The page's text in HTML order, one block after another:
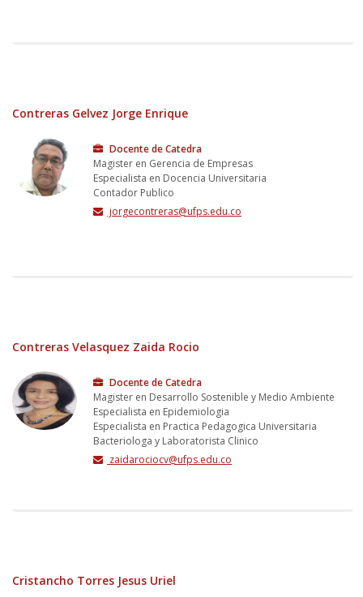
Contreras Gelvez Jorge Enrique
Docente de Catedra
Magister en Gerencia de Empresas
Especialista en Docencia Universitaria
Contador Publico
jorgecontreras@ufps.edu.co
Contreras Velasquez Zaida Rocio
Docente de Catedra
Magister en Desarrollo Sostenible y Medio Ambiente
Especialista en Epidemiologia
Especialista en Practica Pedagogica Universitaria
Bacteriologa y Laboratorista Clinico
zaidarociocv@ufps.edu.co
Cristancho Torres Jesus Uriel